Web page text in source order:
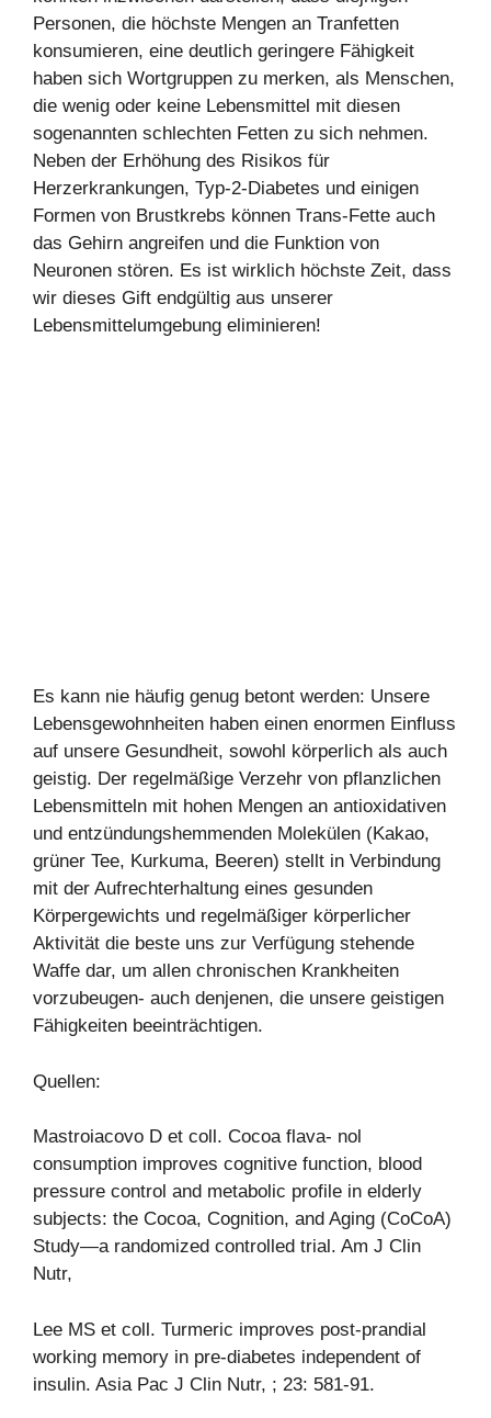
Personen, die höchste Mengen an Tranfetten
konsumieren, eine deutlich geringere Fähigkeit
haben sich Wortgruppen zu merken, als Menschen,
die wenig oder keine Lebensmittel mit diesen
sogenannten schlechten Fetten zu sich nehmen.
Neben der Erhöhung des Risikos für
Herzerkrankungen, Typ-2-Diabetes und einigen
Formen von Brustkrebs können Trans-Fette auch
das Gehirn angreifen und die Funktion von
Neuronen stören. Es ist wirklich höchste Zeit, dass
wir dieses Gift endgültig aus unserer
Lebensmittelumgebung eliminieren!
Es kann nie häufig genug betont werden: Unsere
Lebensgewohnheiten haben einen enormen Einfluss
auf unsere Gesundheit, sowohl körperlich als auch
geistig. Der regelmäßige Verzehr von pflanzlichen
Lebensmitteln mit hohen Mengen an antioxidativen
und entzündungshemmenden Molekülen (Kakao,
grüner Tee, Kurkuma, Beeren) stellt in Verbindung
mit der Aufrechterhaltung eines gesunden
Körpergewichts und regelmäßiger körperlicher
Aktivität die beste uns zur Verfügung stehende
Waffe dar, um allen chronischen Krankheiten
vorzubeugen- auch denjenen, die unsere geistigen
Fähigkeiten beeinträchtigen.
Quellen:
Mastroiacovo D et coll. Cocoa flava- nol
consumption improves cognitive function, blood
pressure control and metabolic profile in elderly
subjects: the Cocoa, Cognition, and Aging (CoCoA)
Study—a randomized controlled trial. Am J Clin
Nutr,
Lee MS et coll. Turmeric improves post-prandial
working memory in pre-diabetes independent of
insulin. Asia Pac J Clin Nutr, ; 23: 581-91.